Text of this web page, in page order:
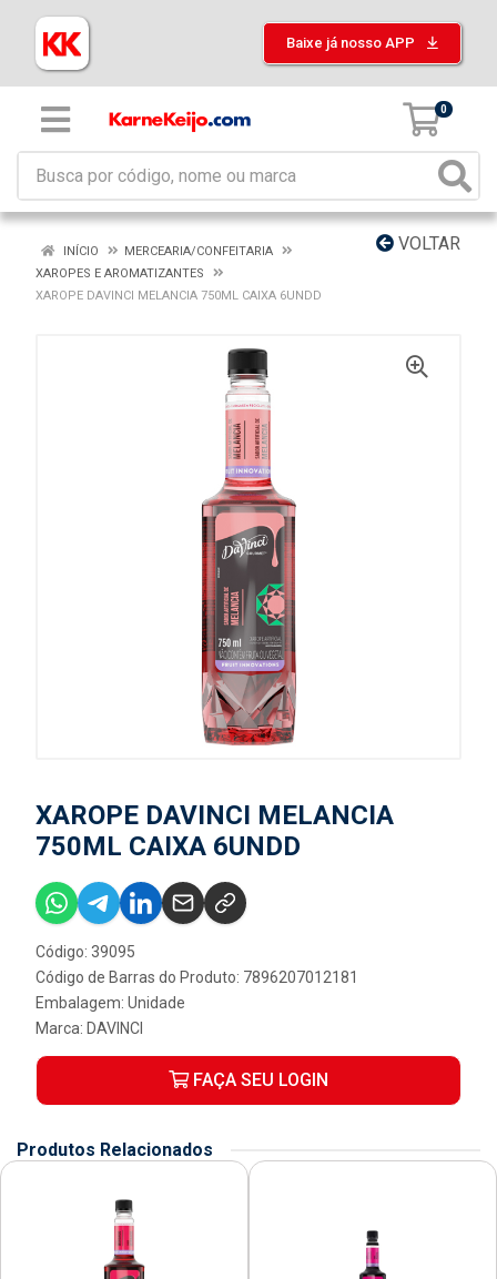
Baixe já nosso APP
0
VOLTAR
INÍCIO
MERCEARIA/CONFEITARIA
XAROPES E AROMATIZANTES
XAROPE DAVINCI MELANCIA 750ML CAIXA 6UNDD
XAROPE DAVINCI MELANCIA
750ML CAIXA 6UNDD
Código: 39095
Código de Barras do Produto: 7896207012181
Embalagem: Unidade
Marca: DAVINCI
FAÇA SEU LOGIN
Produtos Relacionados